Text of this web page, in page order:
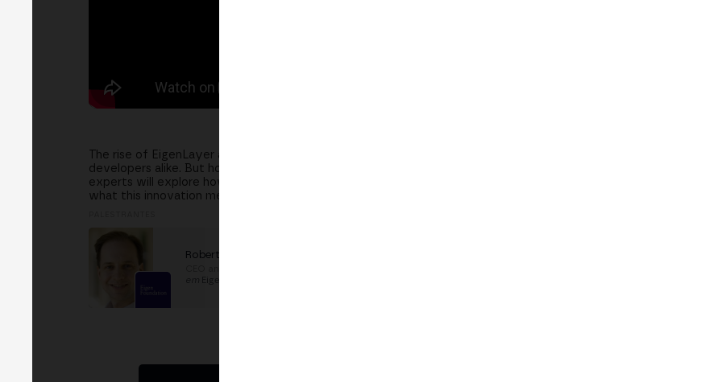
The rise of EigenLayer and restaking is reshaping the DeFi ecosystem, offering new possibilities for institutions,
developers alike. But how does it work, and what impact will it have on security, liquidity, and yield generation?
experts will explore how EigenLayer is unlocking new financial and technical opportunities, its role in the broader
what this innovation means for the future of blockchain infrastructure. Language: English
Robert Drost
Eigen Foundation